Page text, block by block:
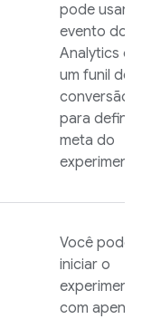
pode usar um
evento do
Analytics ou
um funil de
conversão
para definir a
meta do
experimento.
Você pode
iniciar o
experimento
com apenas